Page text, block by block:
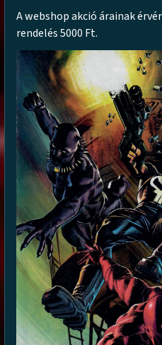
A webshop akció árainak
rendelés 5000 Ft.